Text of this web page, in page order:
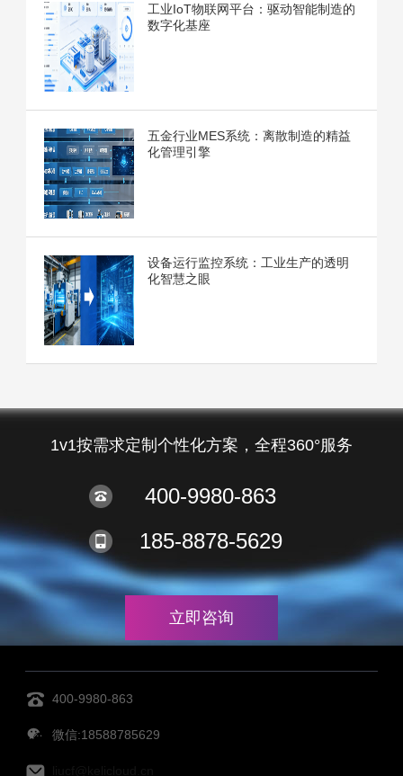
工业IoT物联网平台：驱动智能制造的
数字化基座
五金行业MES系统：离散制造的精益
化管理引擎
设备运行监控系统：工业生产的透明
化智慧之眼
1v1按需求定制个性化方案，全程360°服务
400-9980-863
185-8878-5629
立即咨询
400-9980-863
微信:18588785629